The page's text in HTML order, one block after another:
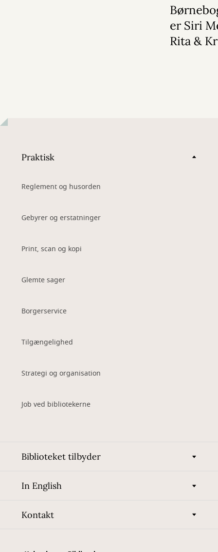
er Siri
Rita &
Praktisk
Reglement og husorden
Gebyrer og erstatninger
Print, scan og kopi
Glemte sager
Borgerservice
Tilgængelighed
Strategi og organisation
Job ved bibliotekerne
Biblioteket tilbyder
In English
Kontakt